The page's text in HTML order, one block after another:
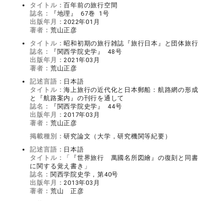
タイトル：百年前の旅行空間
誌名：
『地理』 67巻 1号
出版年月：2022年01月
著者： 荒山正彦
タイトル： 昭和初期の旅行雑誌『旅行日本』と団体旅行
誌名：
『関西学院史学』 48号
出版年月：2021年03月
著者： 荒山正彦
記述言語： 日本語
タイトル：海上旅行の近代化と日本郵船：航路網の形成
と『航路案内』の刊行を通して
誌名：
『関西学院史学』 44号
出版年月：2017年03月
著者： 荒山正彦
掲載種別：研究論文（大学，研究機関等紀要）
記述言語： 日本語
タイトル：
「『世界旅行 萬國名所図繪』の復刻と同書
に関する覚え書き」
誌名： 関西学院史学，第40号
出版年月：2013年03月
著者： 荒山 正彦